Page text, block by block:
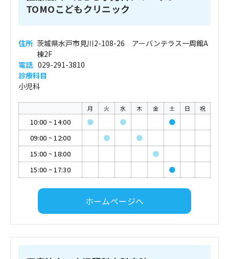
TOMOこどもクリニック
住所 茨城県水戸市見川2-108-26 アーバンテラス一周館A
棟2F
電話 029-291-3810
診療科目
小児科
月 火 水 木 金 土 日 祝
10:00 ~14:00 ● ●
●
09:00 ~12:00 ●
●
15:00 ~18:00
●
15:00 ~17:30 ●
ホームページへ